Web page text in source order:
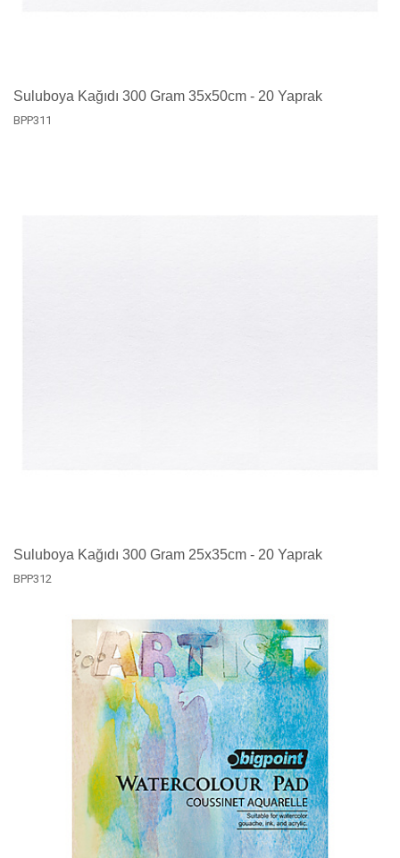
Suluboya Kağıdı 300 Gram 35x50cm - 20 Yaprak
BPP311
Suluboya Kağıdı 300 Gram 25x35cm - 20 Yaprak
BPP312